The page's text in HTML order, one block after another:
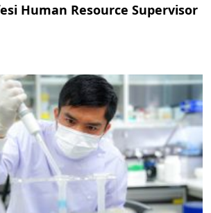
Human Resource Supervisor